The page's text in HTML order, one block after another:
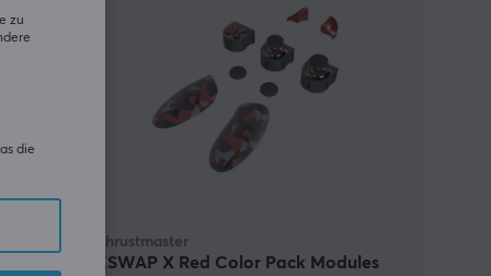
Thrustmaster
ESWAP X Red Color Pack Modules
zu
die